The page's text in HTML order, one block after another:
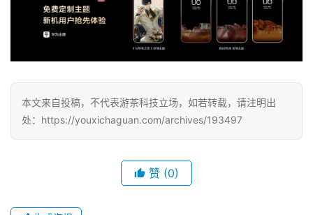
机
游
戏本文来自投稿，不代表游茶科技立场，如若转载，请注明出
处：https://youxichaguan.com/archives/193497
赞 (0)